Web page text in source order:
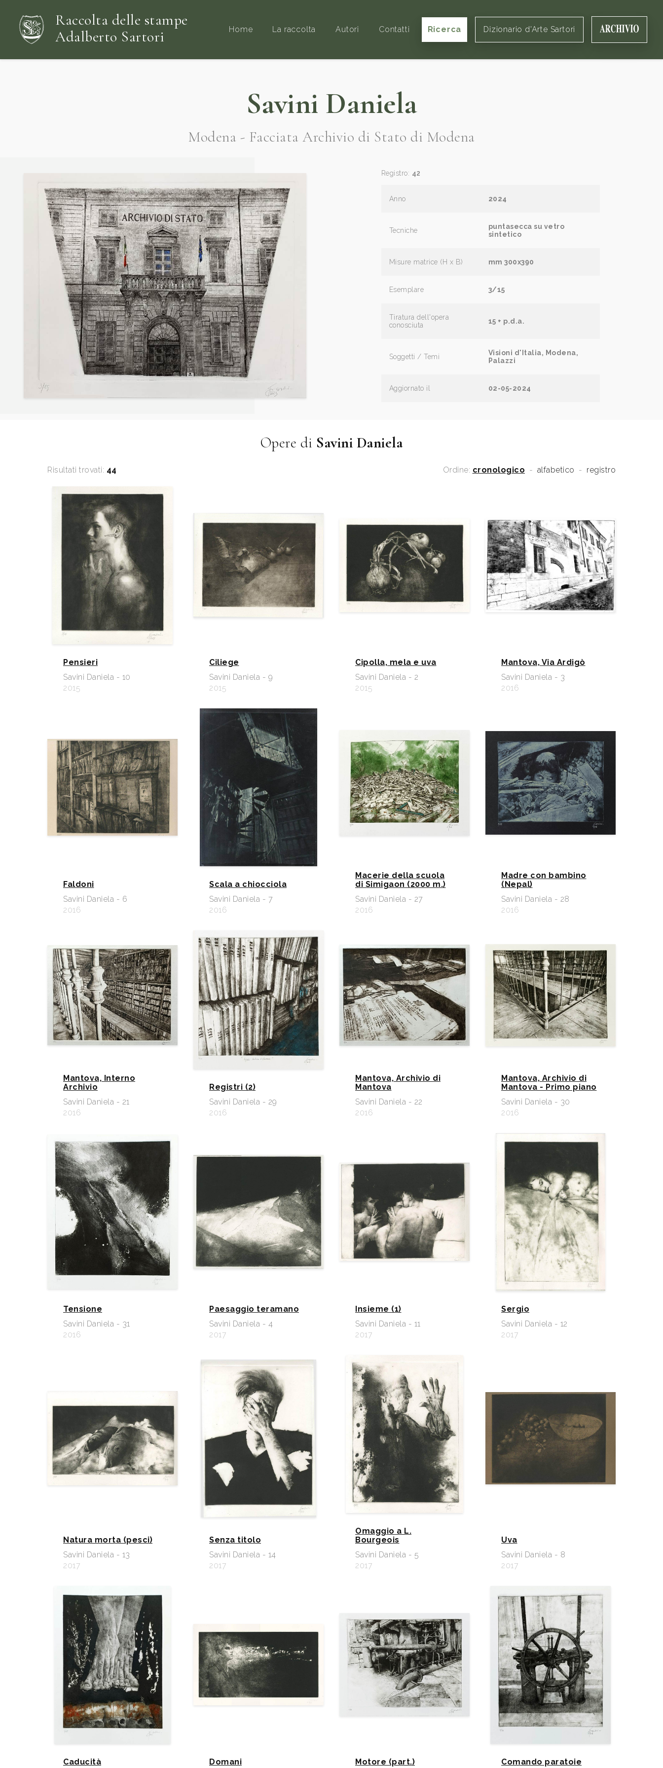
Raccolta delle stampe
Adalberto Sartori
Home La raccolta Autori Contatti Ricerca Dizionario d'Arte Sartori
Savini Daniela
Modena - Facciata Archivio di Stato di Modena
Registro: 42
Anno 2024
Tecniche
puntasecca su vetro
sintetico
Misure matrice (H x B) mm 300x390
Esemplare 3/15
Tiratura dell'opera
conosciuta
15 + p.d.a.
Soggetti / Temi
Visioni d'Italia, Modena,
Palazzi
Aggiornato il 02-05-2024
Opere di Savini Daniela
Risultati trovati: 44 Ordine: cronologico - alfabetico - registro
Pensieri
Savini Daniela - 10
2015
Ciliege
Savini Daniela - 9
2015
Cipolla, mela e uva
Savini Daniela - 2
2015
Mantova, Via Ardigò
Savini Daniela - 3
2016
Faldoni
Savini Daniela - 6
2016
Scala a chiocciola
Savini Daniela - 7
2016
Macerie della scuola
di Simigaon (2000 m.)
Savini Daniela - 27
2016
Madre con bambino
(Nepal)
Savini Daniela - 28
2016
Mantova, Interno
Archivio
Savini Daniela - 21
2016
Registri (2)
Savini Daniela - 29
2016
Mantova, Archivio di
Mantova
Savini Daniela - 22
2016
Mantova, Archivio di
Mantova - Primo piano
Savini Daniela - 30
2016
Tensione
Savini Daniela - 31
2016
Paesaggio teramano
Savini Daniela - 4
2017
Insieme (1)
Savini Daniela - 11
2017
Sergio
Savini Daniela - 12
2017
Natura morta (pesci)
Savini Daniela - 13
2017
Senza titolo
Savini Daniela - 14
2017
Omaggio a L.
Bourgeois
Savini Daniela - 5
2017
Uva
Savini Daniela - 8
2017
Caducità Domani Motore (part.) Comando paratoie